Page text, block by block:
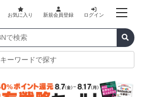
お気に入り 新規会員登録 ログイン
キーワードで探す